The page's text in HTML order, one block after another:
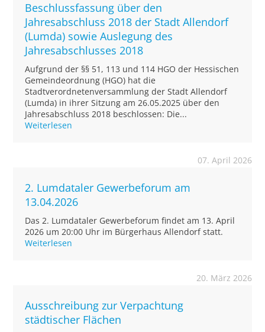
Beschlussfassung über den
Jahresabschluss 2018 der Stadt Allendorf
(Lumda) sowie Auslegung des
Jahresabschlusses 2018
Aufgrund der §§ 51, 113 und 114 HGO der Hessischen
Gemeindeordnung (HGO) hat die
Stadtverordnetenversammlung der Stadt Allendorf
(Lumda) in ihrer Sitzung am 26.05.2025 über den
Jahresabschluss 2018 beschlossen: Die...
Weiterlesen
07. April 2026
2. Lumdataler Gewerbeforum am
13.04.2026
Das 2. Lumdataler Gewerbeforum findet am 13. April
2026 um 20:00 Uhr im Bürgerhaus Allendorf statt.
Weiterlesen
20. März 2026
Ausschreibung zur Verpachtung
städtischer Flächen